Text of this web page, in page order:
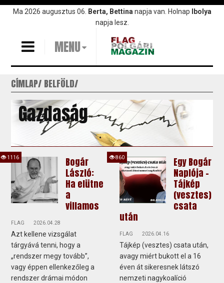
UgrásMa 2026 augusztus 06. Berta, Bettina napja van. Holnap
Ibolya
napja lesz.
MENU
CÍMLAP BELFÖLD
Gazdaság
Bogár
László:
Ha elütne
a
villamos
FLAG 2026.04.28
Azt kellene vizsgálat
tárgyává tenni, hogy a
„rendszer megy tovább”,
vagy éppen ellenkezőleg a
rendszer drámai módon
1116
Egy Bogár
Naplója -
Tájkép
(vesztes)
csata
után
FLAG 2026.04.16
Tájkép (vesztes) csata után,
avagy miért bukott el a 16
éven át sikeresnek látszó
nemzeti nagykoalíció
860